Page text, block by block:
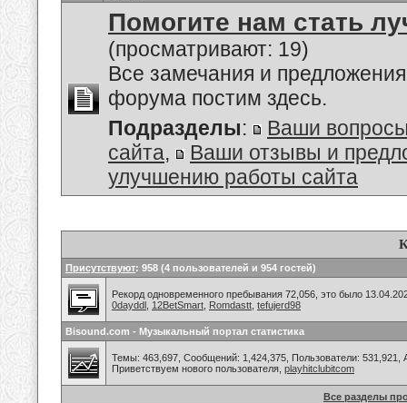
Помогите нам стать
(просматривают: 19)
Все замечания и
форума постим здесь.
Подразделы:
Ваши
сайта,
Ваши отзывы и
улучшению работы сайта
Присутствуют: 958 (4 пользователей и 954 гостей)
Рекорд одновременного пребывания 72,056, это было
0dayddl 12BetSmart Romdastt tefujerd98
Bisound.com - Музыкальный портал статистика
Темы: 463,697, Сообщений: 1,424,375, Пользователи: 531,921,
Приветствуем нового пользователя, playhitclubitcom
Все разделы